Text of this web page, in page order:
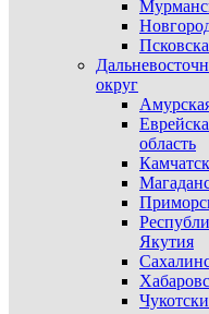
округ
область
Якутия